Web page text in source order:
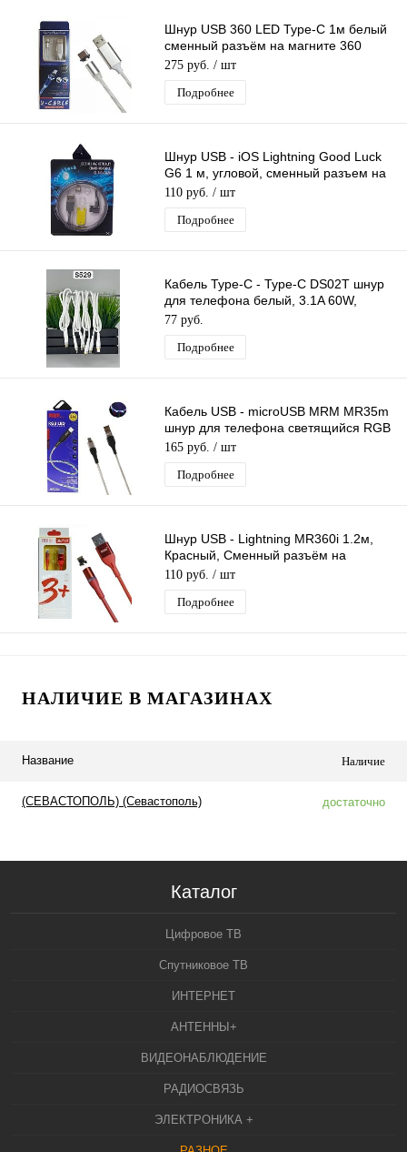
Шнур USB 360 LED Type-C 1м белый
сменный разъём на магните 360
градусов светящийся Бегущие Огни
275 руб. / шт
Подробнее
Шнур USB - iOS Lightning Good Luck
G6 1 м, угловой, сменный разъем на
магните
110 руб. / шт
Подробнее
Кабель Type-C - Type-C DS02T шнур
для телефона белый, 3.1A 60W,
длина 1м
77 руб.
Подробнее
Кабель USB - microUSB MRM MR35m
шнур для телефона светящийся RGB
LED, длина 1м
165 руб. / шт
Подробнее
Шнур USB - Lightning MR360i 1.2м,
Красный, Сменный разъём на
магните 360 градусов Силиконовый
110 руб. / шт
Подробнее
НАЛИЧИЕ В МАГАЗИНАХ
Название Наличие
(СЕВАСТОПОЛЬ) (Севастополь) достаточно
Каталог
Цифровое ТВ
Спутниковое ТВ
ИНТЕРНЕТ
АНТЕННЫ+
ВИДЕОНАБЛЮДЕНИЕ
РАДИОСВЯЗЬ
ЭЛЕКТРОНИКА +